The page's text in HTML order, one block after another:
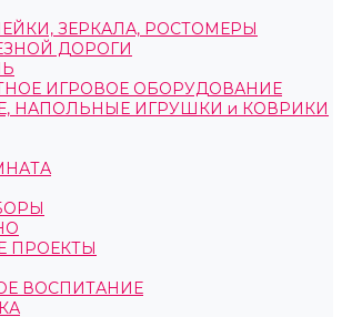
ЗЕРКАЛА, РОСТОМЕРЫ
ДОРОГИ
ИГРОВОЕ ОБОРУДОВАНИЕ
НАПОЛЬНЫЕ ИГРУШКИ и КОВРИКИ
ПРОЕКТЫ
ВОСПИТАНИЕ